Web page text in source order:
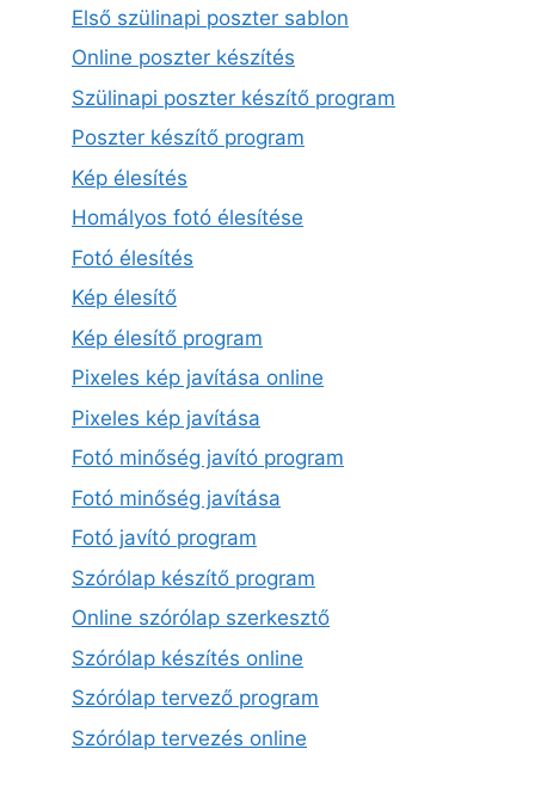
Első szülinapi poszter sablon
Online poszter készítés
Szülinapi poszter készítő program
Poszter készítő program
Kép élesítés
Homályos fotó élesítése
Fotó élesítés
Kép élesítő
Kép élesítő program
Pixeles kép javítása online
Pixeles kép javítása
Fotó minőség javító program
Fotó minőség javítása
Fotó javító program
Szórólap készítő program
Online szórólap szerkesztő
Szórólap készítés online
Szórólap tervező program
Szórólap tervezés online